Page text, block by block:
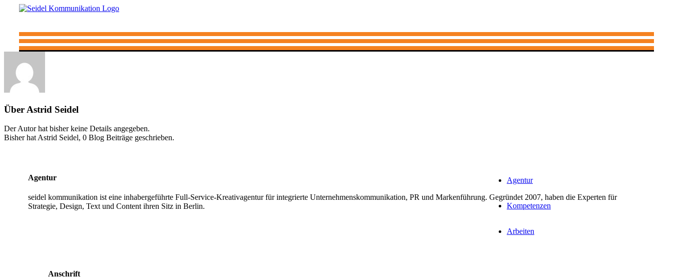
Agentur
Kompetenzen
Arbeiten
Über Astrid Seidel
Der Autor hat bisher keine Details angegeben.
Bisher hat Astrid Seidel, 0 Blog Beiträge geschrieben.
Agentur
seidel kommunikation ist eine inhabergeführte Full‐Service‐Kreativagentur für integrierte Unternehmens­kommunikation, PR und Markenführung. Gegründet 2007, haben die Experten für
Strategie, Design, Text und Content ihren Sitz in Berlin.
Anschrift